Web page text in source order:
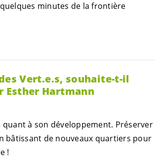
minutes de la frontière
Vert.e.s, souhaite-t-il
Esther Hartmann
à son développement. Préserver
bâtissant de nouveaux quartiers pour
!